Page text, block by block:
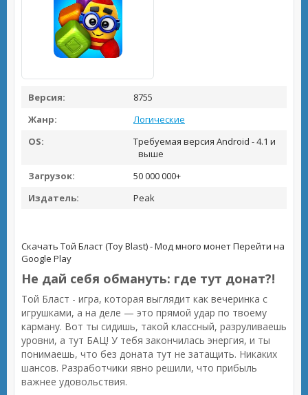
Версия:
8755
Жанр:
Логические
OS:
Требуемая версия Android - 4.1 и
выше
Загрузок:
50 000 000+
Издатель:
Peak
Скачать Той Бласт (Toy Blast) - Мод много монетПерейти на
Google Play
Не дай себя обмануть: где тут донат?!
Той Бласт - игра, которая выглядит как вечеринка с
игрушками, а на деле — это прямой удар по твоему
карману. Вот ты сидишь, такой классный, разруливаешь
уровни, а тут БАЦ! У тебя закончилась энергия, и ты
понимаешь, что без доната тут не затащить. Никаких
шансов. Разработчики явно решили, что прибыль
важнее удовольствия.